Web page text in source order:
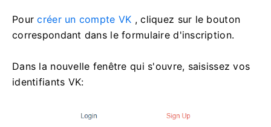
Pourcréer un compte VK , cliquez sur le bouton
correspondant dans le formulaire d'inscription.
Dans la nouvelle fenêtre qui s'ouvre, saisissez vos
identifiants VK: